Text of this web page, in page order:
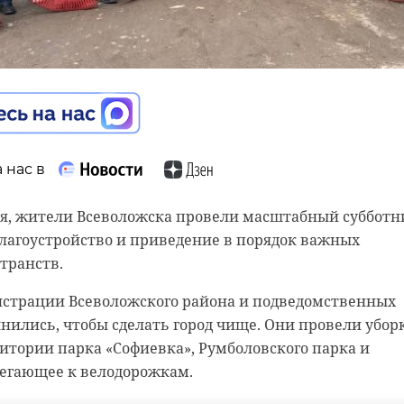
нас в
жители Всеволожска провели масштабный
и приведение в порядок важных
Всеволожского района и подведомственных
чтобы сделать город чище. Они провели
парка «Софиевка», Румболовского парка и
к велодорожкам.